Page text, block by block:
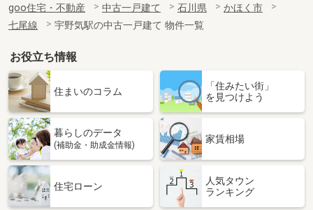
goo住宅・不動産 中古一戸建て 石川県
かほく市
七尾線
宇野気駅の中古一戸建て 物件一覧
お役立ち情報
住まいのコラム
「住みたい街」
を見つけよう
暮らしのデータ
(補助金・助成金情報)
家賃相場
住宅ローン
人気タウン
ランキング